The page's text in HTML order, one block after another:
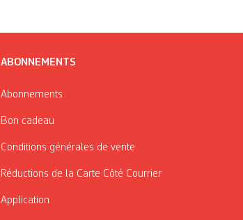
ABONNEMENTS
Abonnements
Bon cadeau
Conditions générales de vente
Réductions de la Carte Côté Courrier
Application